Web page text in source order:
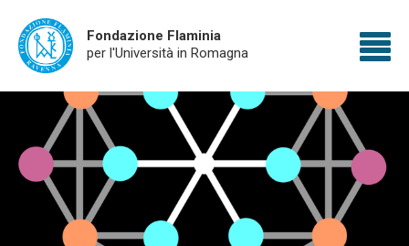
content
Fondazione Flaminia
per l'Università in Romagna